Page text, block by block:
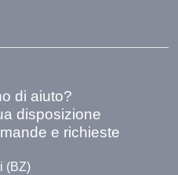
di aiuto?
disposizione
e richieste
(BZ)